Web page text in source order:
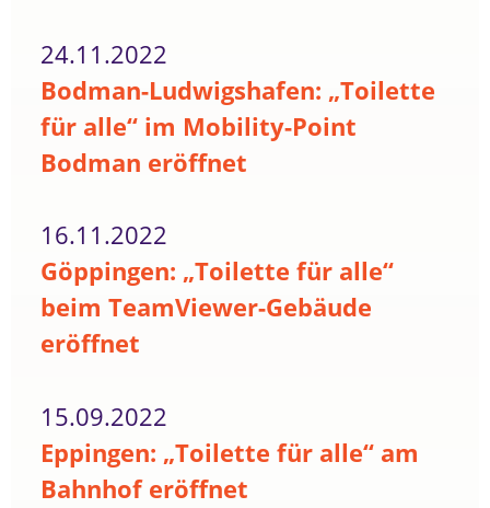
24.11.2022
Bodman-Ludwigshafen: „Toilette
für alle“ im Mobility-Point
Bodman eröffnet
16.11.2022
Göppingen: „Toilette für alle“
beim TeamViewer-Gebäude
eröffnet
15.09.2022
Eppingen: „Toilette für alle“ am
Bahnhof eröffnet